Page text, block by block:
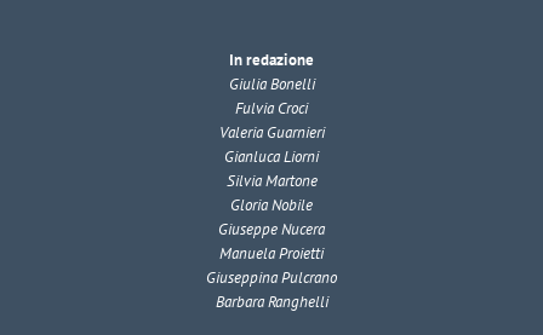
In redazione
Giulia Bonelli
Fulvia Croci
Valeria Guarnieri
Gianluca Liorni
Silvia Martone
Gloria Nobile
Giuseppe Nucera
Manuela Proietti
Giuseppina Pulcrano
Barbara Ranghelli